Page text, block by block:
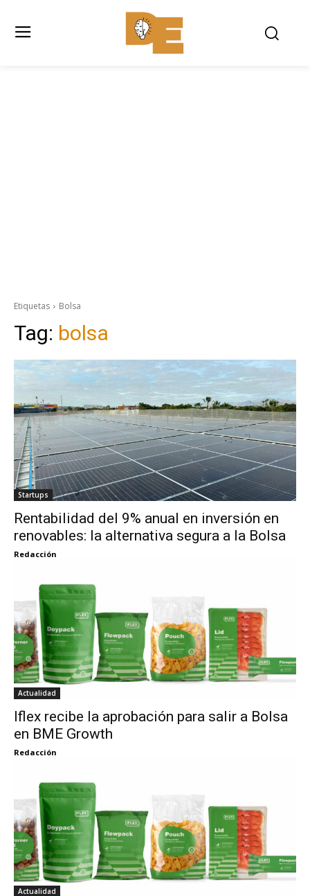
Etiquetas Bolsa
Tag: bolsa
Startups
Rentabilidad del 9% anual en inversión en
renovables: la alternativa segura a la Bolsa
Redacción
Actualidad
Iflex recibe la aprobación para salir a Bolsa
en BME Growth
Redacción
Actualidad